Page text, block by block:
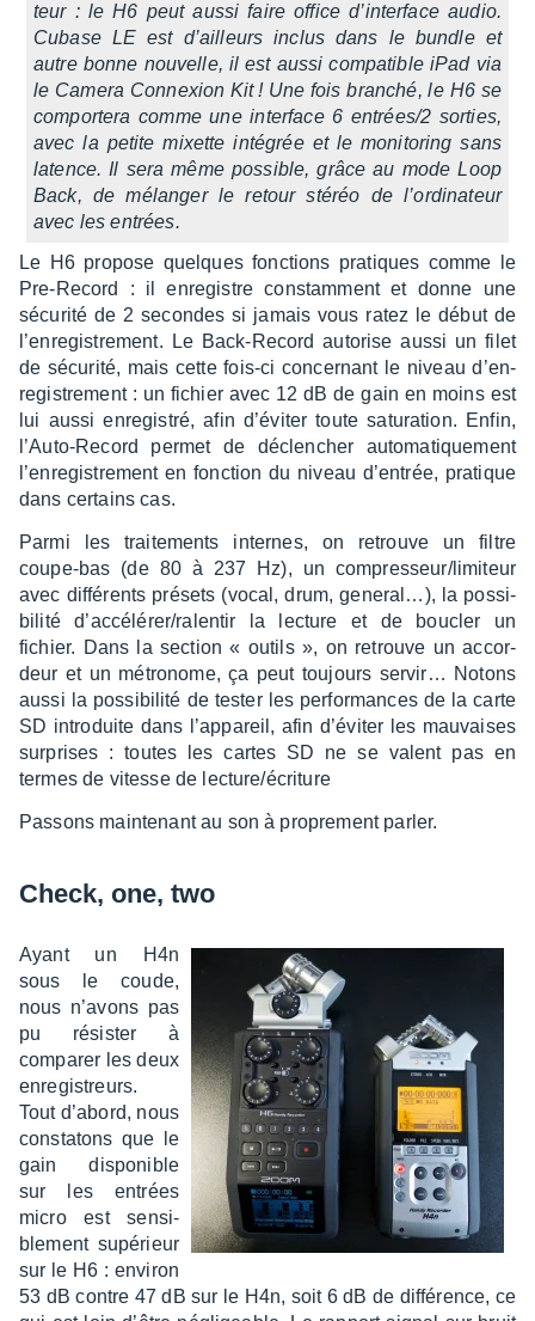
teur : le H6 peut aussi faire office d’in­ter­face audio.
Cubase LE est d’ailleurs inclus dans le bundle et
autre bonne nouvelle, il est aussi compa­tible iPad via
le Camera Connexion Kit ! Une fois bran­ché, le H6 se
compor­tera comme une inter­face 6 entrées/2 sorties,
avec la petite mixette inté­grée et le moni­to­ring sans
latence. Il sera même possible, grâce au mode Loop
Back, de mélan­ger le retour stéréo de l’or­di­na­teur
avec les entrées.
Le H6 propose quelques fonc­tions pratiques comme le
Pre-Record : il enre­gistre constam­ment et donne une
sécu­rité de 2 secondes si jamais vous ratez le début de
l’en­re­gis­tre­ment. Le Back-Record auto­rise aussi un filet
de sécu­rité, mais cette fois-ci concer­nant le niveau d’en­
re­gis­tre­ment : un fichier avec 12 dB de gain en moins est
lui aussi enre­gis­tré, afin d’évi­ter toute satu­ra­tion. Enfin,
l’Auto-Record permet de déclen­cher auto­ma­tique­ment
l’en­re­gis­tre­ment en fonc­tion du niveau d’en­trée, pratique
dans certains cas.
Parmi les trai­te­ments internes, on retrouve un filtre
coupe-bas (de 80 à 237 Hz), un compres­seur/limi­teur
avec diffé­rents présets (vocal, drum, gene­ral…), la possi­
bi­lité d’ac­cé­lé­rer/ralen­tir la lecture et de boucler un
fichier. Dans la section « outils », on retrouve un accor­
deur et un métro­nome, ça peut toujours servir… Notons
aussi la possi­bi­lité de tester les perfor­mances de la carte
SD intro­duite dans l’ap­pa­reil, afin d’évi­ter les mauvaises
surprises : toutes les cartes SD ne se valent pas en
termes de vitesse de lecture/écri­ture
Passons main­te­nant au son à propre­ment parler.
Check, one, two
Ayant un H4n
sous le coude,
nous n’avons pas
pu résis­ter à
compa­rer les deux
enre­gis­treurs.
Tout d’abord, nous
consta­tons que le
gain dispo­nible
sur les entrées
micro est sensi­
ble­ment supé­rieur
sur le H6 : envi­ron
53 dB contre 47 dB sur le H4n, soit 6 dB de diffé­rence, ce